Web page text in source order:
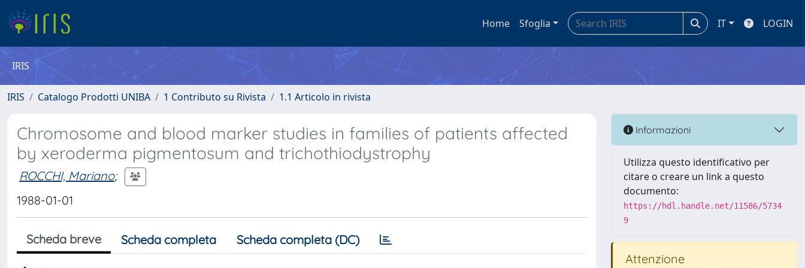
Home Sfoglia IT LOGIN
IRIS
IRIS Catalogo Prodotti UNIBA 1 Contributo su Rivista 1.1 Articolo in rivista
Chromosome and blood marker studies in families of patients affected
by xeroderma pigmentosum and trichothiodystrophy
ROCCHI, Mariano;
1988-01-01
Scheda breve Scheda completa Scheda completa (DC)
Informazioni
Utilizza questo identificativo per
citare o creare un link a questo
documento:
https://hdl.handle.net/11586/5734
9
Attenzione